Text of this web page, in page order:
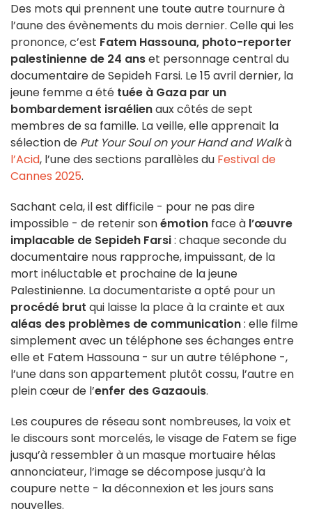
Des mots qui prennent une toute autre tournure à
l’aune des évènements du mois dernier. Celle qui les
prononce, c’est Fatem Hassouna, photo-reporter
palestinienne de 24 anset personnage central du
documentaire de Sepideh Farsi. Le 15 avril dernier, la
jeune femme a été tuée à Gaza par un
bombardement israélienaux côtés de sept
membres de sa famille. La veille, elle apprenait la
sélection de Put Your Soul on your Hand and Walkà
l’Acid, l’une des sections parallèles du Festival de
Cannes 2025.
Sachant cela, il est difficile - pour ne pas dire
impossible - de retenir sonémotion face à l’œuvre
implacable de Sepideh Farsi: chaque seconde du
documentaire nous rapproche, impuissant, de la
mort inéluctable et prochaine de la jeune
Palestinienne. La documentariste a opté pour un
procédé brut qui laisse la place à la crainte et aux
aléas des problèmes de communication: elle filme
simplement avec un téléphone ses échanges entre
elle et Fatem Hassouna - sur un autre téléphone -,
l’une dans son appartement plutôt cossu, l’autre en
plein cœur de l’enfer des Gazaouis.
Les coupures de réseau sont nombreuses, la voix et
le discours sont morcelés, le visage de Fatem se fige
jusqu’à ressembler à un masque mortuaire hélas
annonciateur, l’image se décompose jusqu’à la
coupure nette - la déconnexion et les jours sans
nouvelles.